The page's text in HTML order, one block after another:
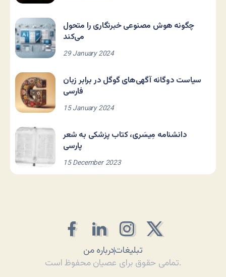
چگونه هوش مصنوعی خبرنگاری را متحول
می‌کند
29 January 2024
سیاست دوگانه آگهی‌های گوگل در برابر زبان
فارسی
15 January 2024
دانشنامه مِیسَری، کتاب پزشکی به شعر
پارسی
15 December 2023
درباره منتبلیغات
تمامی حقوق برای عصیان محفوظ است.